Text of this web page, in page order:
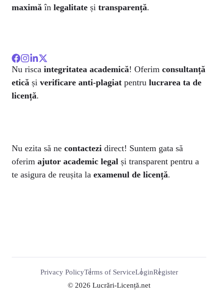
maximă în legalitate și transparență.
Nu risca integritatea academică! Oferim consultanță
etică și verificare anti-plagiat pentru lucrarea ta de
licență.
Nu ezita să ne contactezi direct! Suntem gata să
oferim ajutor academic legal și transparent pentru a
te asigura de reușita la examenul de licență.
© 2026 Lucrări-Licență.net
Privacy PolicyTerms of ServiceLoginRegister